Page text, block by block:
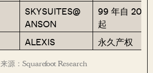
SKYSUITES@
ANSON
99 年自 2008
起
ALEXIS 永久产权
来源：Squarefoot Research